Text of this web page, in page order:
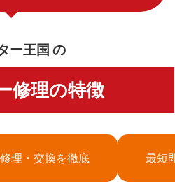
ー王国 の
修理の特徴
理・交換を徹底 最短